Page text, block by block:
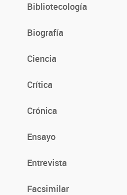
Bibliotecología
Biografía
Ciencia
Crítica
Crónica
Ensayo
Entrevista
Facsimilar